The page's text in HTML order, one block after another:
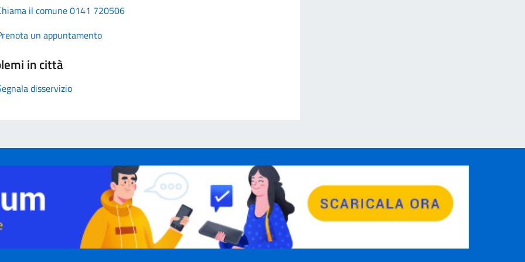
il comune 0141 720506
un appuntamento
in città
disservizio